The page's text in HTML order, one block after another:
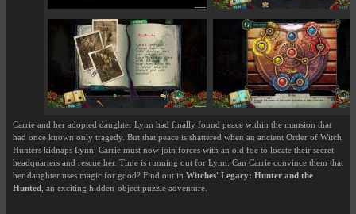
Carrie and her adopted daughter Lynn had finally found peace within the mansion that
had once known only tragedy. But that peace is shattered when an ancient Order of Witch
Hunters kidnaps Lynn. Carrie must now join forces with an old foe to locate their secret
headquarters and rescue her. Time is running out for Lynn. Can Carrie convince them that
her daughter uses magic for good? Find out in Witches' Legacy: Hunter and the
Hunted
, an exciting hidden-object puzzle adventure.